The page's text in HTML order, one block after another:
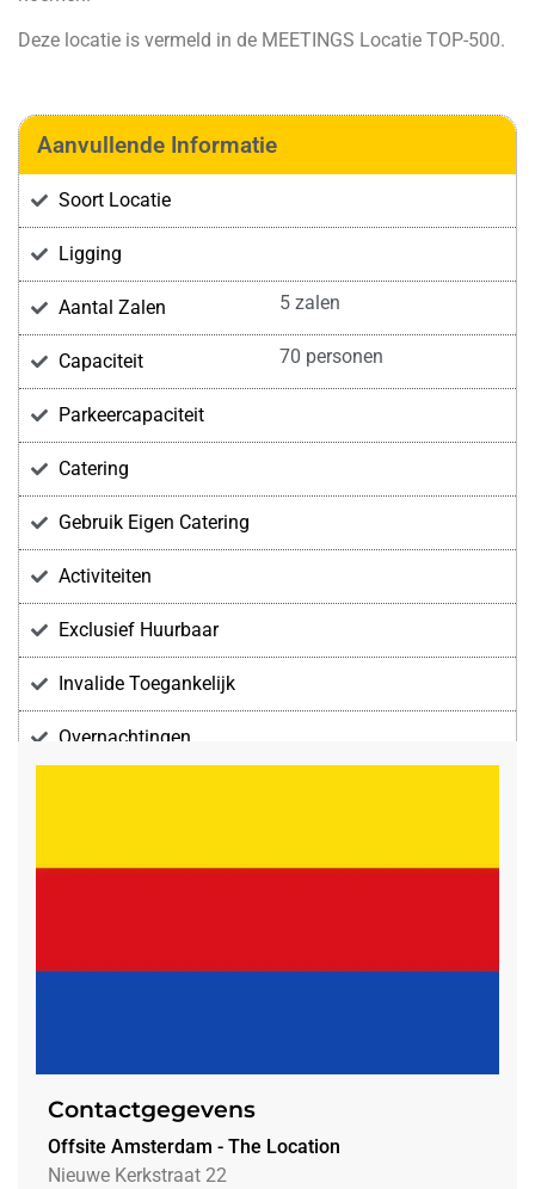
Deze locatie is vermeld in de MEETINGS Locatie TOP-500.
Aanvullende Informatie
Soort Locatie
Ligging
Aantal Zalen 5 zalen
Capaciteit 70 personen
Parkeercapaciteit
Catering
Gebruik Eigen Catering
Activiteiten
Exclusief Huurbaar
Invalide Toegankelijk
Overnachtingen
Contactgegevens
Offsite Amsterdam - The Location
Nieuwe Kerkstraat 22